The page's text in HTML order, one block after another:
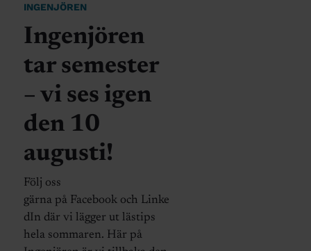
INGENJÖREN
Ingenjören
tar semester
– vi ses igen
den 10
augusti!
Följ oss
gärna på Facebook och Linke
dIn där vi lägger ut lästips
hela sommaren. Här på